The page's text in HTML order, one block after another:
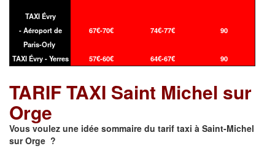
TAXI Évry
- Aéroport de
Paris-Orly
67€-70€ 74€-77€ 90
TAXI Évry - Yerres 57€-60€ 64€-67€ 90
TARIF TAXI Saint Michel sur
Orge
Vous voulez une idée sommaire du tarif taxi à Saint-Michel
sur Orge ?